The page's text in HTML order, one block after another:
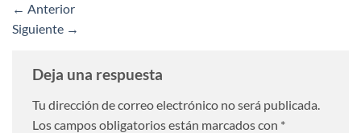
← Anterior
Siguiente →
Deja una respuesta
Tu dirección de correo electrónico no será publicada.
Los campos obligatorios están marcados con *